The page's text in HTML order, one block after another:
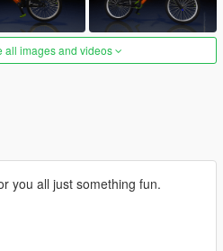
all images and videos
you all just something fun.